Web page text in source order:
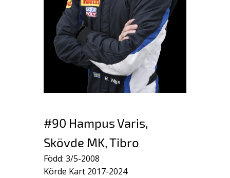
#90 Hampus Varis,
Skövde MK, Tibro
Född: 3/5-2008
Körde Kart 2017-2024